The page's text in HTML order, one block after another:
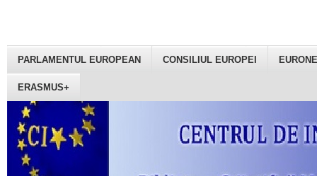
PARLAMENTUL EUROPEAN CONSILIUL EUROPEI
ERASMUS+